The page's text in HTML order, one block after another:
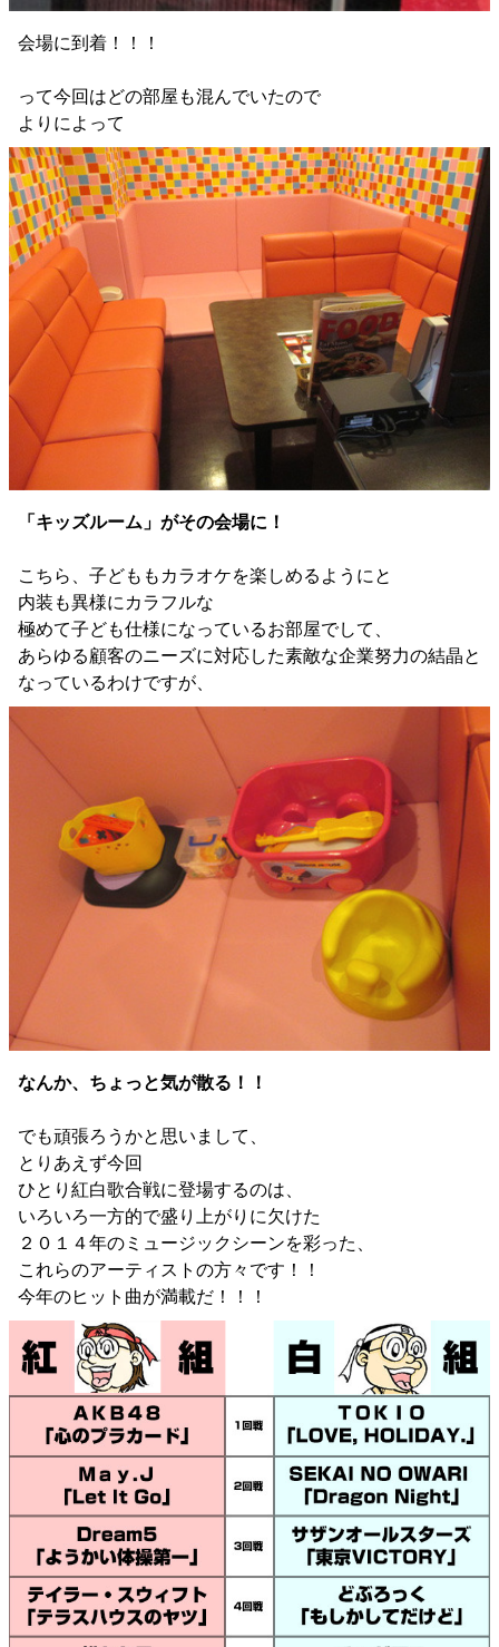
会場に到着！！！
って今回はどの部屋も混んでいたので
よりによって
「キッズルーム」がその会場に！
こちら、子どももカラオケを楽しめるようにと
内装も異様にカラフルな
極めて子ども仕様になっているお部屋でして、
あらゆる顧客のニーズに対応した素敵な企業努力の結晶と
なっているわけですが、
なんか、ちょっと気が散る！！
でも頑張ろうかと思いまして、
とりあえず今回
ひとり紅白歌合戦に登場するのは、
いろいろ一方的で盛り上がりに欠けた
２０１４年のミュージックシーンを彩った、
これらのアーティストの方々です！！
今年のヒット曲が満載だ！！！